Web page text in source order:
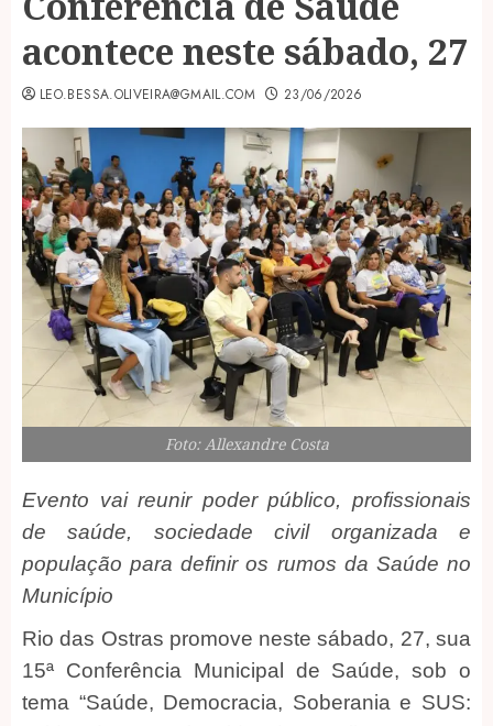
acontece neste sábado, 27
LEO.BESSA.OLIVEIRA@GMAIL.COM 23/06/2026
Foto: Allexandre Costa
Evento vai reunir poder público, profissionais
de saúde, sociedade civil organizada e
população para definir os rumos da Saúde no
Município
Rio das Ostras promove neste sábado, 27, sua
15ª Conferência Municipal de Saúde, sob o
tema “Saúde, Democracia, Soberania e SUS: